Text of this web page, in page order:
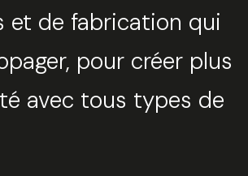
et de fabrication qui
pour créer plus
avec tous types de